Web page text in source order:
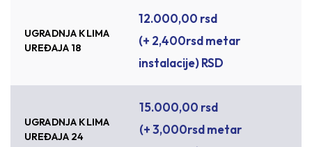
UGRADNJA KLIMA
UREĐAJA 18
12.000,00 rsd
(+ 2,400rsd metar
instalacije)RSD
UGRADNJA KLIMA
UREĐAJA 24
15.000,00 rsd
(+ 3,000rsd metar